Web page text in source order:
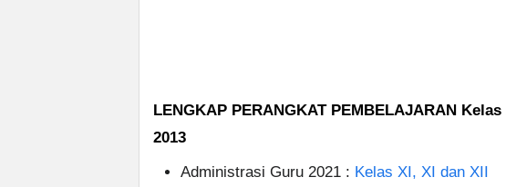
LENGKAP PERANGKAT PEMBELAJARAN
2013
Administrasi Guru 2021 : Kelas XI, XI dan XII